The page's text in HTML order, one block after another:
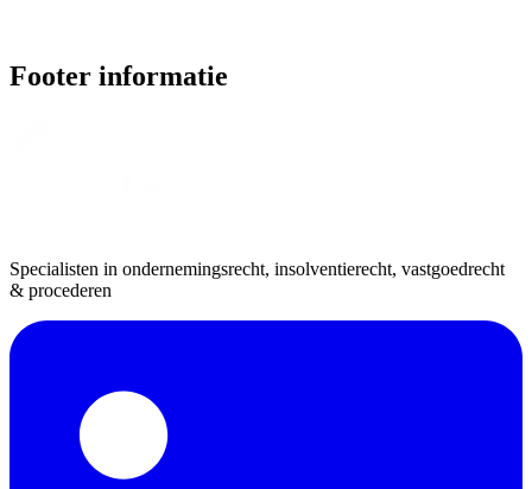
Footer informatie
Specialisten in ondernemingsrecht, insolventierecht, vastgoedrecht
& procederen